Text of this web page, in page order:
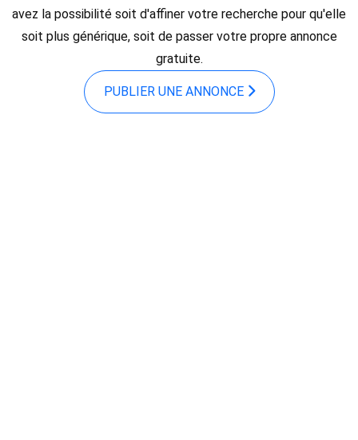
avez la possibilité soit d'affiner votre recherche pour qu'elle
soit plus générique, soit de passer votre propre annonce
gratuite.
PUBLIER UNE ANNONCE